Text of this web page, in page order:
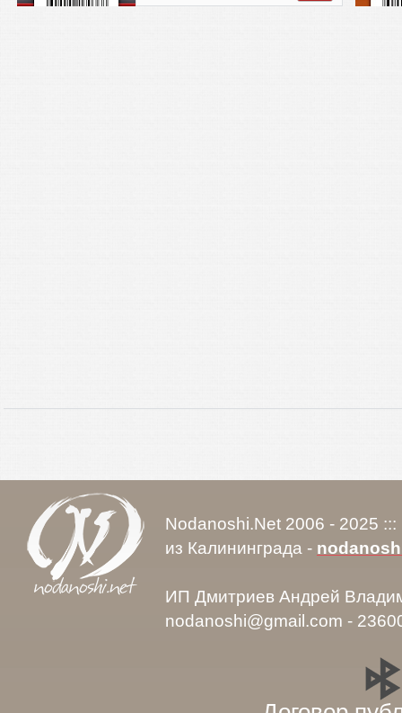
Nodanoshi.Net 2006 - 2025
из Калининграда -
ИП Дмитриев Андрей
nodanoshi@gmail.com -